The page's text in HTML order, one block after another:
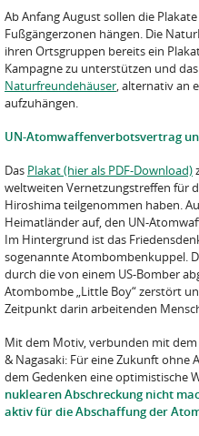
Ab Anfang August sollen die
Fußgängerzonen hängen. Die
ihren Ortsgruppen bereits ein
Kampagne zu unterstützen und
Naturfreundehäuser, alternativ an
aufzuhängen.
UN-Atomwaffenverbotsvertrag
Das Plakat (hier als PDF-Download)
weltweiten Vernetzungstreffen für
Hiroshima teilgenommen haben.
Heimatländer auf, den UN-
Im Hintergrund ist das
sogenannte Atombombenkuppel.
durch die von einem US-Bomber
Atombombe „Little Boy“ zerstört
Zeitpunkt darin arbeitenden
Mit dem Motiv, verbunden mit dem
& Nagasaki: Für eine Zukunft ohne
dem Gedenken eine optimistische
nuklearen Abschreckung nicht
aktiv für die Abschaffung der